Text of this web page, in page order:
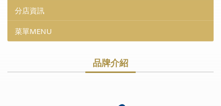
分店資訊
菜單MENU
品牌介紹